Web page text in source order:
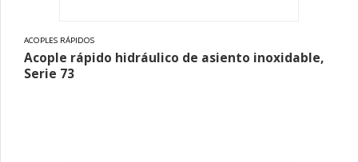
ACOPLES RÁPIDOS
Acople rápido hidráulico de asiento inoxidable,
Serie 73